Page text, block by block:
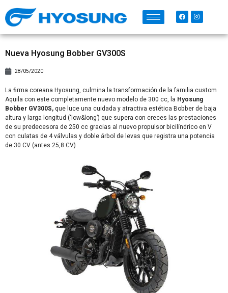
Nueva Hyosung Bobber GV300S
28/05/2020
La firma coreana Hyosung, culmina la transformación de la familia custom
Aquila con este completamente nuevo modelo de 300 cc, la Hyosung
Bobber GV300S,que luce una cuidada y atractiva estética Bobber de baja
altura y larga longitud (‘low&long’) que supera con creces las prestaciones
de su predecesora de 250 cc gracias al nuevo propulsor bicilíndrico en V
con culatas de 4 válvulas y doble árbol de levas que registra una potencia
de 30 CV (antes 25,8 CV)